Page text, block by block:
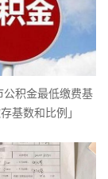
公积金最低缴费基
基数和比例」